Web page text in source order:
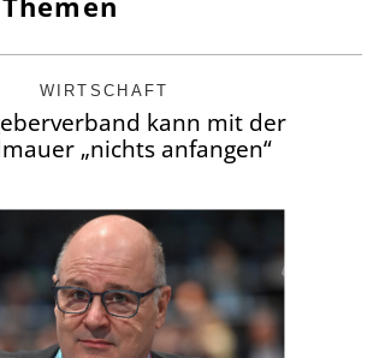
WIRTSCHAFT
kann mit der
„nichts anfangen“